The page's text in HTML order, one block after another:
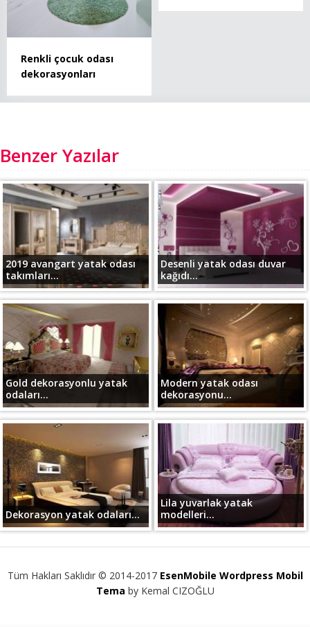
Renkli çocuk odası
dekorasyonları
Benzer Yazılar
2019 avangart yatak odası
takımları...
Desenli yatak odası duvar
kağıdı...
Gold dekorasyonlu yatak
odaları...
Modern yatak odası
dekorasyonu...
Dekorasyon yatak odaları...
Lila yuvarlak yatak
modelleri...
Tüm Hakları Saklıdır © 2014-2017 EsenMobile Wordpress Mobil
Tema by Kemal CIZOĞLU